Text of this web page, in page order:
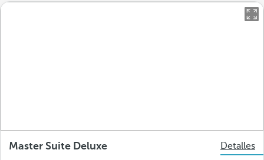
Master Suite Deluxe
Detalles